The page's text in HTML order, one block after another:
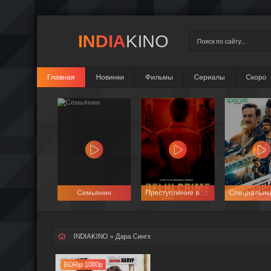
INDIAKINO
Главная Новинки Фильмы Сериалы Скоро
Семьянин
INDIAKINO » Дара Сингх
BDRip 1080p